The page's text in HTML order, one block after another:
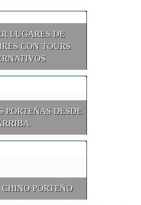
LUGARES DE
CON TOURS
PORTEÑAS DESDE
PORTEÑO